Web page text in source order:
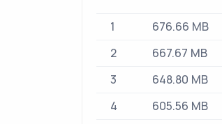
1 676.66 MB
2
667.67 MB
3
648.80 MB
4
605.56 MB